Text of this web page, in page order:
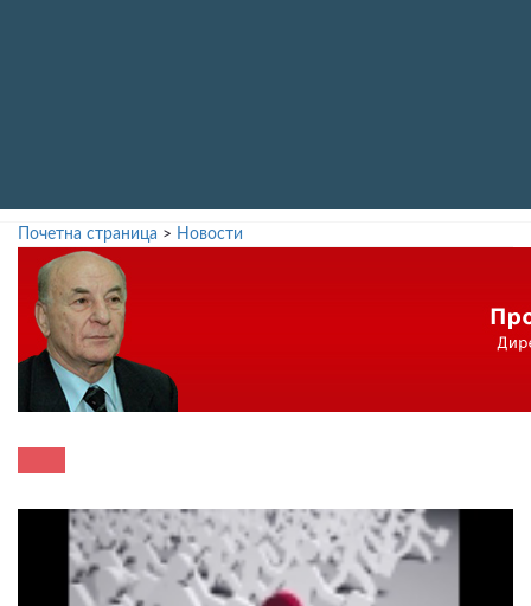
Почетна страница > Новости